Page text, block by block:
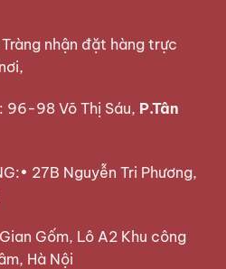
nhận đặt hàng trực
96-98 Võ Thị Sáu, P.Tân
27B Nguyễn Tri Phương,
Gốm, Lô A2 Khu công
Hà Nội